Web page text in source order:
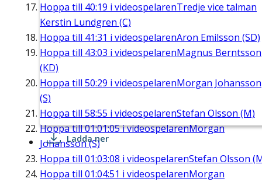
Hoppa till 40:19 i videospelarenTredje vice talman
Kerstin Lundgren (C)
Hoppa till 41:31 i videospelarenAron Emilsson (SD)
Hoppa till 43:03 i videospelarenMagnus Berntsson
(KD)
Hoppa till 50:29 i videospelarenMorgan Johansson
(S)
Hoppa till 58:55 i videospelarenStefan Olsson (M)
Hoppa till01:01:05i videospelarenMorgan
Johansson (S)
Hoppa till 01:03:08 i videospelarenStefan Olsson
Hoppa till 01:04:51 i videospelarenMorgan
Ladda ner